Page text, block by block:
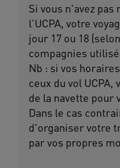
Si vous n'avez pas
l'UCPA, votre
jour 17 ou 18
compagnies
Nb : si vos horaires sont compatibles avec
ceux du vol
de la navette pour
Dans le cas
d'organiser votre
par vos propres